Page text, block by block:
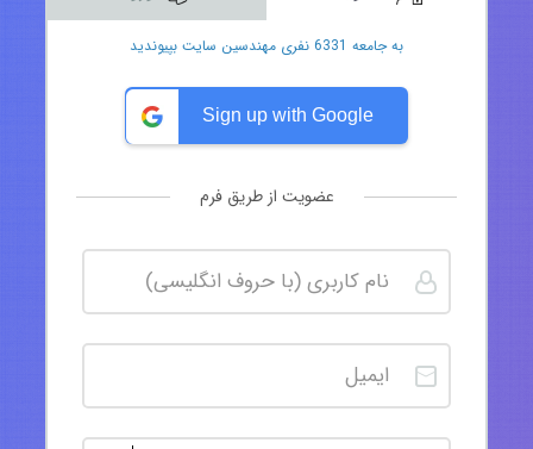
به جامعه 6331 نفری مهندسین سایت بپیوندید
Sign up with Google
عضویت از طریق فرم